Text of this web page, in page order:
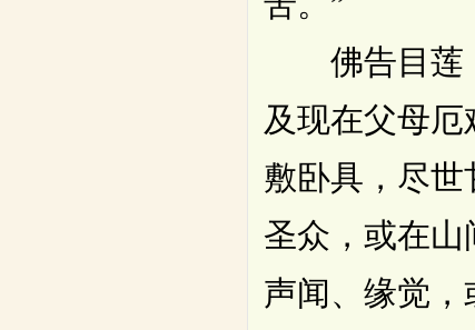
佛告目莲：
及现在父母
敷卧具，尽
圣众，或在
声闻、缘觉